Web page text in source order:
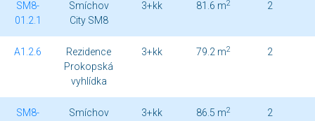
SM8-
01.2.1
Smíchov
City SM8
3+kk 81.6 m2 2
A1.2.6
Rezidence
Prokopská
vyhlídka
3+kk 79.2 m2 2
SM8-
Smíchov
3+kk 86.5 m2 2